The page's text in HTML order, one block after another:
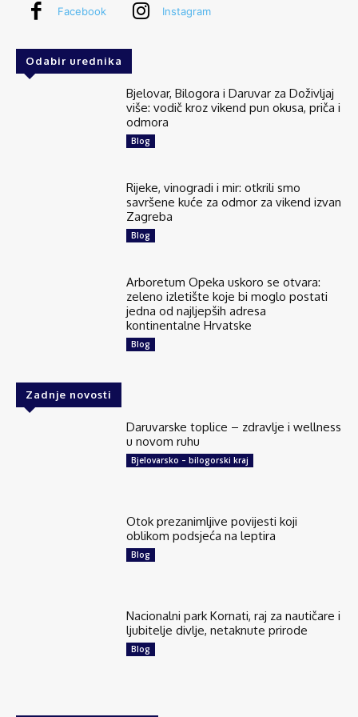
Facebook Instagram
Odabir urednika
Bjelovar, Bilogora i Daruvar za Doživljaj
više: vodič kroz vikend pun okusa, priča i
odmora
Blog
Rijeke, vinogradi i mir: otkrili smo
savršene kuće za odmor za vikend izvan
Zagreba
Blog
Arboretum Opeka uskoro se otvara:
zeleno izletište koje bi moglo postati
jedna od najljepših adresa
kontinentalne Hrvatske
Blog
Zadnje novosti
Daruvarske toplice – zdravlje i wellness
u novom ruhu
Bjelovarsko – bilogorski kraj
Otok prezanimljive povijesti koji
oblikom podsjeća na leptira
Blog
Nacionalni park Kornati, raj za nautičare i
ljubitelje divlje, netaknute prirode
Blog